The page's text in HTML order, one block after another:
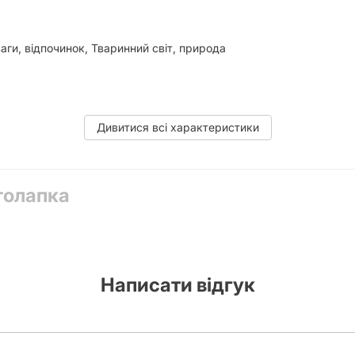
відпочинок, Тваринний світ, природа
Дивитися всі характеристики
Написати відгук